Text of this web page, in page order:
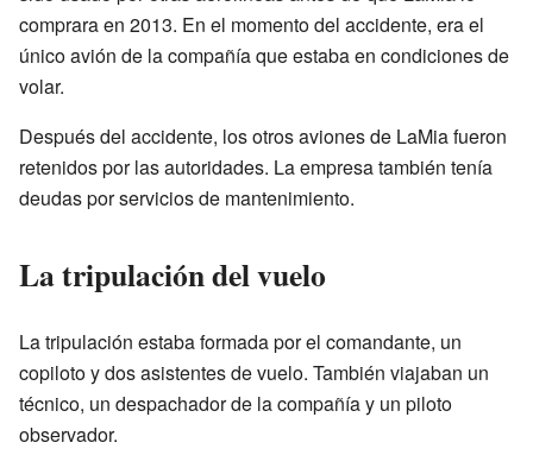
comprara en 2013. En el momento del accidente, era el
único avión de la compañía que estaba en condiciones de
volar.
Después del accidente, los otros aviones de LaMia fueron
retenidos por las autoridades. La empresa también tenía
deudas por servicios de mantenimiento.
La tripulación del vuelo
La tripulación estaba formada por el comandante, un
copiloto y dos asistentes de vuelo. También viajaban un
técnico, un despachador de la compañía y un piloto
observador.